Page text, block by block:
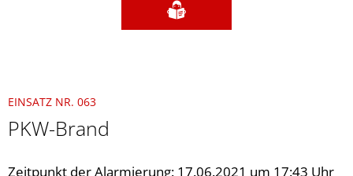
EINSATZ NR. 063
PKW-Brand
Zeitpunkt der Alarmierung: 17.06.2021 um 17:43 Uhr